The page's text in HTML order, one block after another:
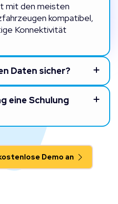
mit den meisten
kompatibel,
Konnektivität
Daten sicher?
eine Schulung
Demo an